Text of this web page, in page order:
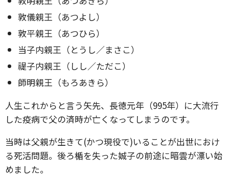
敦儀親王（あつよし）
敦平親王（あつひら）
当子内親王（とうし／まさこ）
禔子内親王（しし／ただこ）
師明親王（もろあきら）
人生これからと言う矢先、長徳元年（995年）に大流行
した疫病で父の済時が亡くなってしまうのです。
当時は父親が生きて(かつ現役で)いることが出世におけ
る死活問題。後ろ楯を失った娍子の前途に暗雲が漂い始
めました。